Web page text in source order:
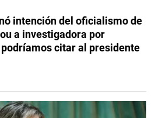
intención del oficialismo de
a investigadora por
citar al presidente